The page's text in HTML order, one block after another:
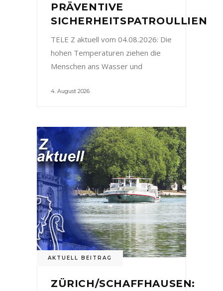
PRÄVENTIVE
SICHERHEITSPATROULLIEN
TELE Z aktuell vom 04.08.2026: Die
hohen Temperaturen ziehen die
Menschen ans Wasser und
4. August 2026
AKTUELL BEITRAG
ZÜRICH/SCHAFFHAUSEN: